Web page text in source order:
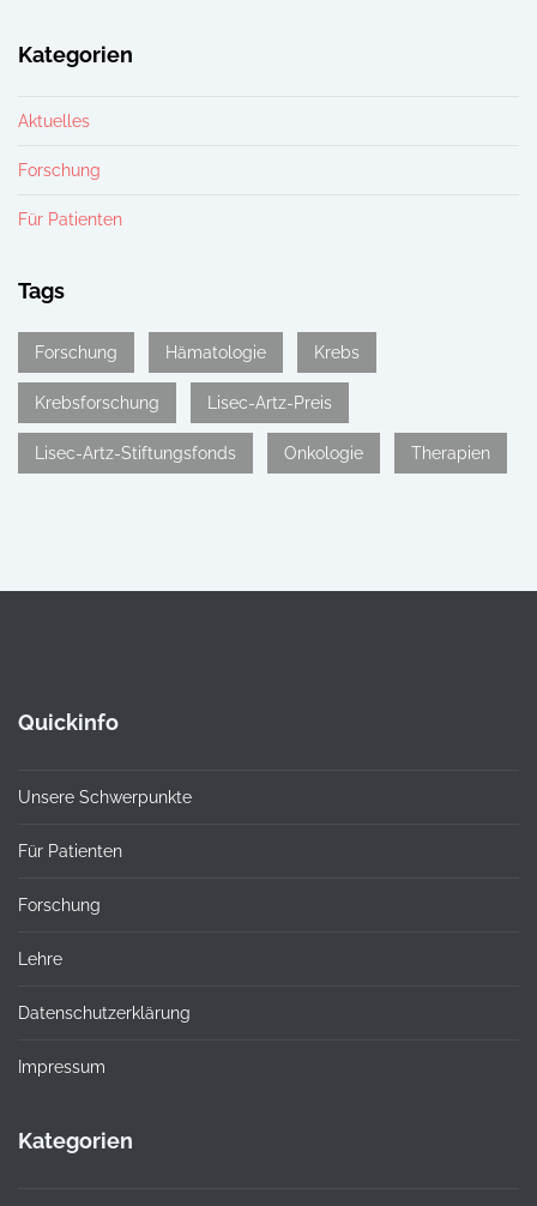
Kategorien
Aktuelles
Forschung
Für Patienten
Tags
Forschung Hämatologie Krebs
Krebsforschung Lisec-Artz-Preis
Lisec-Artz-Stiftungsfonds Onkologie Therapien
Quickinfo
Unsere Schwerpunkte
Für Patienten
Forschung
Lehre
Datenschutzerklärung
Impressum
Kategorien